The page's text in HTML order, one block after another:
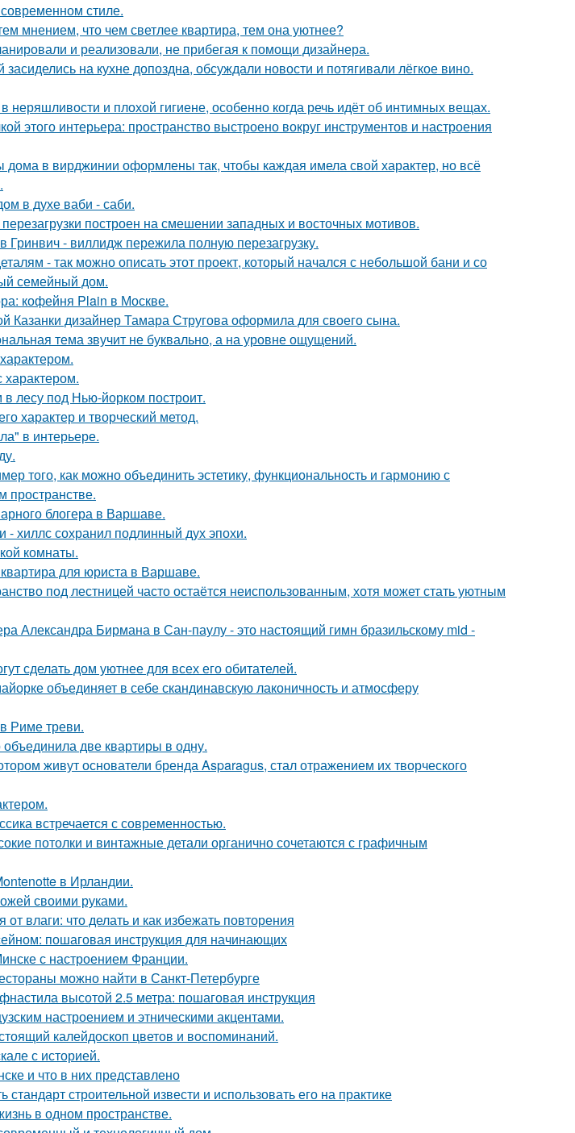
стиле.
мнением, что чем светлее квартира, тем она уютнее?
и реализовали, не прибегая к помощи дизайнера.
на кухне допоздна, обсуждали новости и потягивали лёгкое вино.
неряшливости и плохой гигиене, особенно когда речь идёт об интимных вещах.
этого интерьера: пространство выстроено вокруг инструментов и настроения
дома в вирджинии оформлены так, чтобы каждая имела свой характер, но всё
в духе ваби - саби.
построен на смешении западных и восточных мотивов.
Гринвич - виллидж пережила полную перезагрузку.
- так можно описать этот проект, который начался с небольшой бани и со
семейный дом.
кофейня Plain в Москве.
Казанки дизайнер Тамара Стругова оформила для своего сына.
тема звучит не буквально, а на уровне ощущений.
характером.
лесу под Нью-йорком построит.
характер и творческий метод.
в интерьере.
того, как можно объединить эстетику, функциональность и гармонию с
пространстве.
блогера в Варшаве.
- хиллс сохранил подлинный дух эпохи.
комнаты.
для юриста в Варшаве.
под лестницей часто остаётся неиспользованным, хотя может стать уютным
Александра Бирмана в Сан-паулу - это настоящий гимн бразильскому mid -
сделать дом уютнее для всех его обитателей.
объединяет в себе скандинавскую лаконичность и атмосферу
Риме треви.
две квартиры в одну.
живут основатели бренда Asparagus, стал отражением их творческого
встречается с современностью.
потолки и винтажные детали органично сочетаются с графичным
в Ирландии.
своими руками.
влаги: что делать и как избежать повторения
пошаговая инструкция для начинающих
с настроением Франции.
можно найти в Санкт-Петербурге
высотой 2.5 метра: пошаговая инструкция
настроением и этническими акцентами.
калейдоскоп цветов и воспоминаний.
с историей.
и что в них представлено
стандарт строительной извести и использовать его на практике
в одном пространстве.